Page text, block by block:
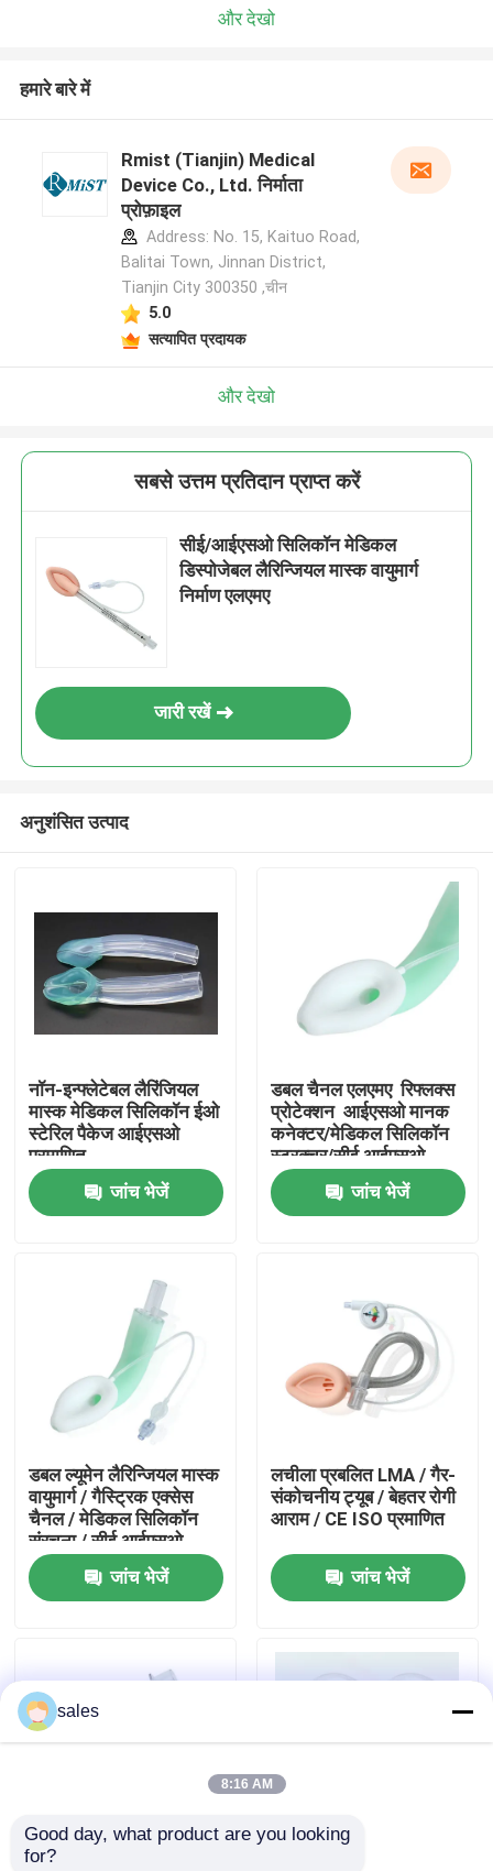
वीआर दिखाएँ
फैक्टरी यात्रा
गुणवत्ता नियंत्रण
एक बोली का अनुरोध
स्वरयंत्र मुखौटा वायुमार्ग
और देखो
हमारे बारे में
Rmist (Tianjin) Medical
Device Co., Ltd. निर्माता
प्रोफ़ाइल
Address: No. 15, Kaituo Road,
Balitai Town, Jinnan District,
Tianjin City 300350 ,चीन
5.0
सत्यापित प्रदायक
और देखो
सबसे उत्तम प्रतिदान प्राप्त करें
सीई/आईएसओ सिलिकॉन मेडिकल
डिस्पोजेबल लैरिन्जियल मास्क वायुमार्ग
निर्माण एलएमए
जारी रखें
अनुशंसित उत्पाद
नॉन-इन्फ्लेटेबल लैरिंजियल
मास्क मेडिकल सिलिकॉन ईओ
स्टेरिल पैकेज आईएसओ
प्रमाणित
जांच भेजें
डबल चैनल एलएमए ️ रिफ्लक्स
प्रोटेक्शन ️ आईएसओ मानक
कनेक्टर/मेडिकल सिलिकॉन
स्ट्रक्चर/सीई आईएसओ
जांच भेजें
डबल ल्यूमेन लैरिन्जियल मास्क
वायुमार्ग / गैस्ट्रिक एक्सेस
चैनल / मेडिकल सिलिकॉन
संरचना / सीई आईएसओ
जांच भेजें
लचीला प्रबलित LMA / गैर-
संकोचनीय ट्यूब / बेहतर रोगी
आराम / CE ISO प्रमाणित
जांच भेजें
प्रबलित स्वरयंत्र मास्क
sales
8:16 AM
Good day, what product are you looking
for?